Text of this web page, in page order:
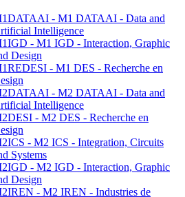
- M1 DATAAI - Data and
Intelligence
- M1 IGD - Interaction, Graphic
Design
- M1 DES - Recherche en
- M2 DATAAI - Data and
Intelligence
- M2 DES - Recherche en
- M2 ICS - Integration, Circuits
Systems
- M2 IGD - Interaction, Graphic
Design
- M2 IREN - Industries de